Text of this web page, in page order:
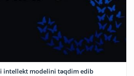
intellekt modelini təqdim edib